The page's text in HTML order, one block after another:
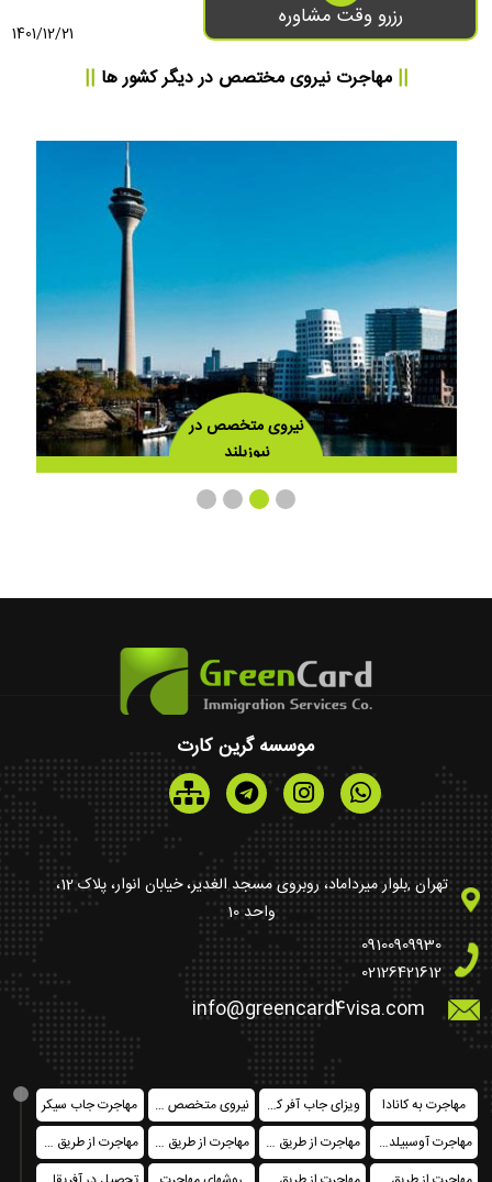
1401/12/21
||مهاجرت نیروی مختصص در دیگر کشور ها ||
نیروی متخصص در
نیوزیلند
موسسه گرین کارت
تهران ,بلوار میرداماد، روبروی مسجد الغدیر، خیابان انوار، پلاک 12،
واحد 10
09100909930
02126421612
info@greencard4visa.com
مهاجرت به کانادا ویزای جاب آفر کشورهای اروپایی نیروی متخصص در کانادا فدرال
مهاجرت جاب سیکر
مهاجرت آوسبیلدونگ
مهاجرت از طریق خرید ملک مهاجرت از طریق تمکن مالی
مهاجرت از طریق ثبت شرکت
رزرو وقت مشاوره